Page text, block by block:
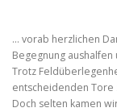
… vorab herzlichen
Begegnung
Trotz
entscheidenden Tore
Doch selten kamen